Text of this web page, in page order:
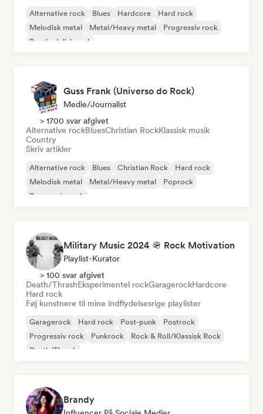
Alternative rock Blues Hardcore
Hard rock
Melodisk metal
Metal/Heavy metal
Progressiv rock
Psychedelisk rock
Guss Frank (Universo do Rock)
Medie/journalist
> 1700 svar afgivet
Alternative rockBluesChristian RockKlassisk musik
Country
Skriv artikler
Alternative rock Blues Christian Rock
Hard rock
Melodisk metal
Metal/Heavy metal
Poprock
Progressiv rock
Military Music 2024 🪖 Rock Motivation
Playlist-Kurator
> 100 svar afgivet
Death/ThrashEksperimentel rockGaragerockHardcore
Hard rock
Føj kunstnere til mine indflydelsesrige playlister
Garagerock Hard rock Post-punk
Postrock
Progressiv rock
Punkrock
Rock & Roll/Klassisk Rock
Death/Thrash
Brandy